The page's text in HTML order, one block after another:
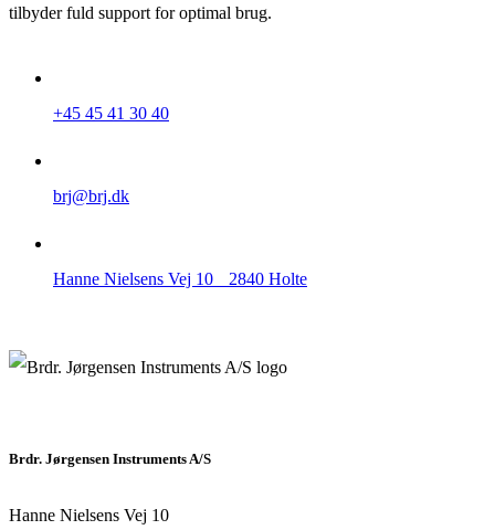
tilbyder fuld support for optimal brug.
+45 45 41 30 40
brj@brj.dk
Hanne Nielsens Vej 10 2840 Holte
Brdr. Jørgensen Instruments A/S
Hanne Nielsens Vej 10